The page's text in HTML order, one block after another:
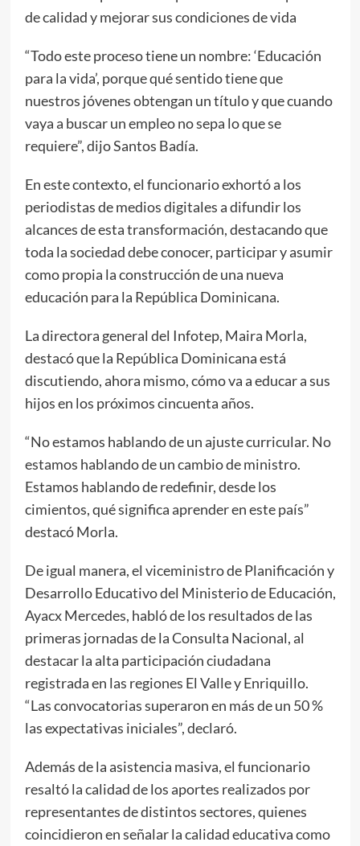
de calidad y mejorar sus condiciones de vida
“Todo este proceso tiene un nombre: ‘Educación
para la vida’, porque qué sentido tiene que
nuestros jóvenes obtengan un título y que cuando
vaya a buscar un empleo no sepa lo que se
requiere”, dijo Santos Badía.
En este contexto, el funcionario exhortó a los
periodistas de medios digitales a difundir los
alcances de esta transformación, destacando que
toda la sociedad debe conocer, participar y asumir
como propia la construcción de una nueva
educación para la República Dominicana.
La directora general del Infotep, Maira Morla,
destacó que la República Dominicana está
discutiendo, ahora mismo, cómo va a educar a sus
hijos en los próximos cincuenta años.
“No estamos hablando de un ajuste curricular. No
estamos hablando de un cambio de ministro.
Estamos hablando de redefinir, desde los
cimientos, qué significa aprender en este país”
destacó Morla.
De igual manera, el viceministro de Planificación y
Desarrollo Educativo del Ministerio de Educación,
Ayacx Mercedes, habló de los resultados de las
primeras jornadas de la Consulta Nacional, al
destacar la alta participación ciudadana
registrada en las regiones El Valle y Enriquillo.
“Las convocatorias superaron en más de un 50 %
las expectativas iniciales”, declaró.
Además de la asistencia masiva, el funcionario
resaltó la calidad de los aportes realizados por
representantes de distintos sectores, quienes
coincidieron en señalar la calidad educativa como